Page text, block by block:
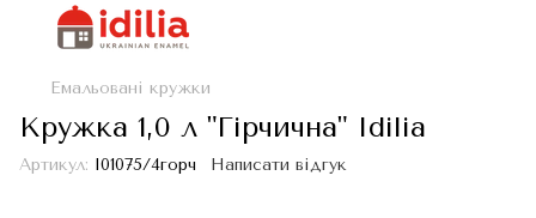
Емальовані кружки
Кружка 1,0 л "Гірчична" Idilia
Артикул: I01075/4горч Написати відгук